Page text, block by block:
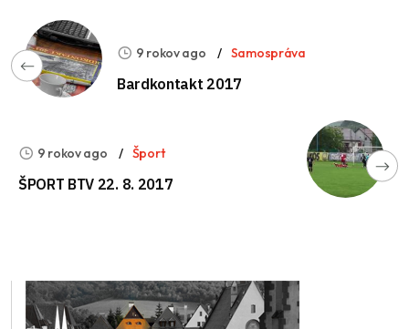
9 rokov ago Samospráva
Bardkontakt 2017
9 rokov ago Šport
ŠPORT BTV 22. 8. 2017